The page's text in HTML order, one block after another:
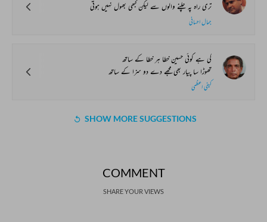
تری راہ پہ چلنے والوں سے لیکن کبھی بھول نہیں ہوتی
جمال احسانی
کی ہے کوئی حسین خطا ہر خطا کے ساتھ
تھوڑا سا پیار بھی مجھے دے دو سزا کے ساتھ
کیفی اعظمی
SHOW MORE SUGGESTIONS
COMMENT
SHARE YOUR VIEWS